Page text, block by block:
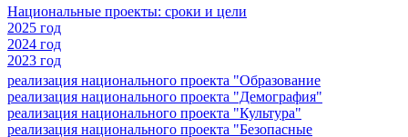
Национальные проекты: сроки и цели
2025 год
2024 год
2023 год
реализация национального проекта "Образование
реализация национального проекта "Демография"
реализация национального проекта "Культура"
реализация национального проекта "Безопасные